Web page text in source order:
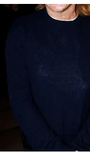
的絕佳詮釋 ── 在嚴
平衡點。除此以外，